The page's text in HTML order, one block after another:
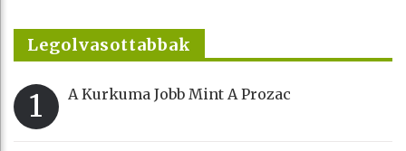
Legolvasottabbak
1 A Kurkuma Jobb Mint A Prozac